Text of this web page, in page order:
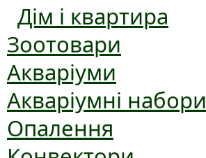
Дім і квартира
Зоотовари
Акваріуми
Акваріумні набори
Опалення